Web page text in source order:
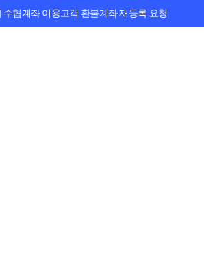
수협계좌 이용고객 환불계좌 재등록 요청